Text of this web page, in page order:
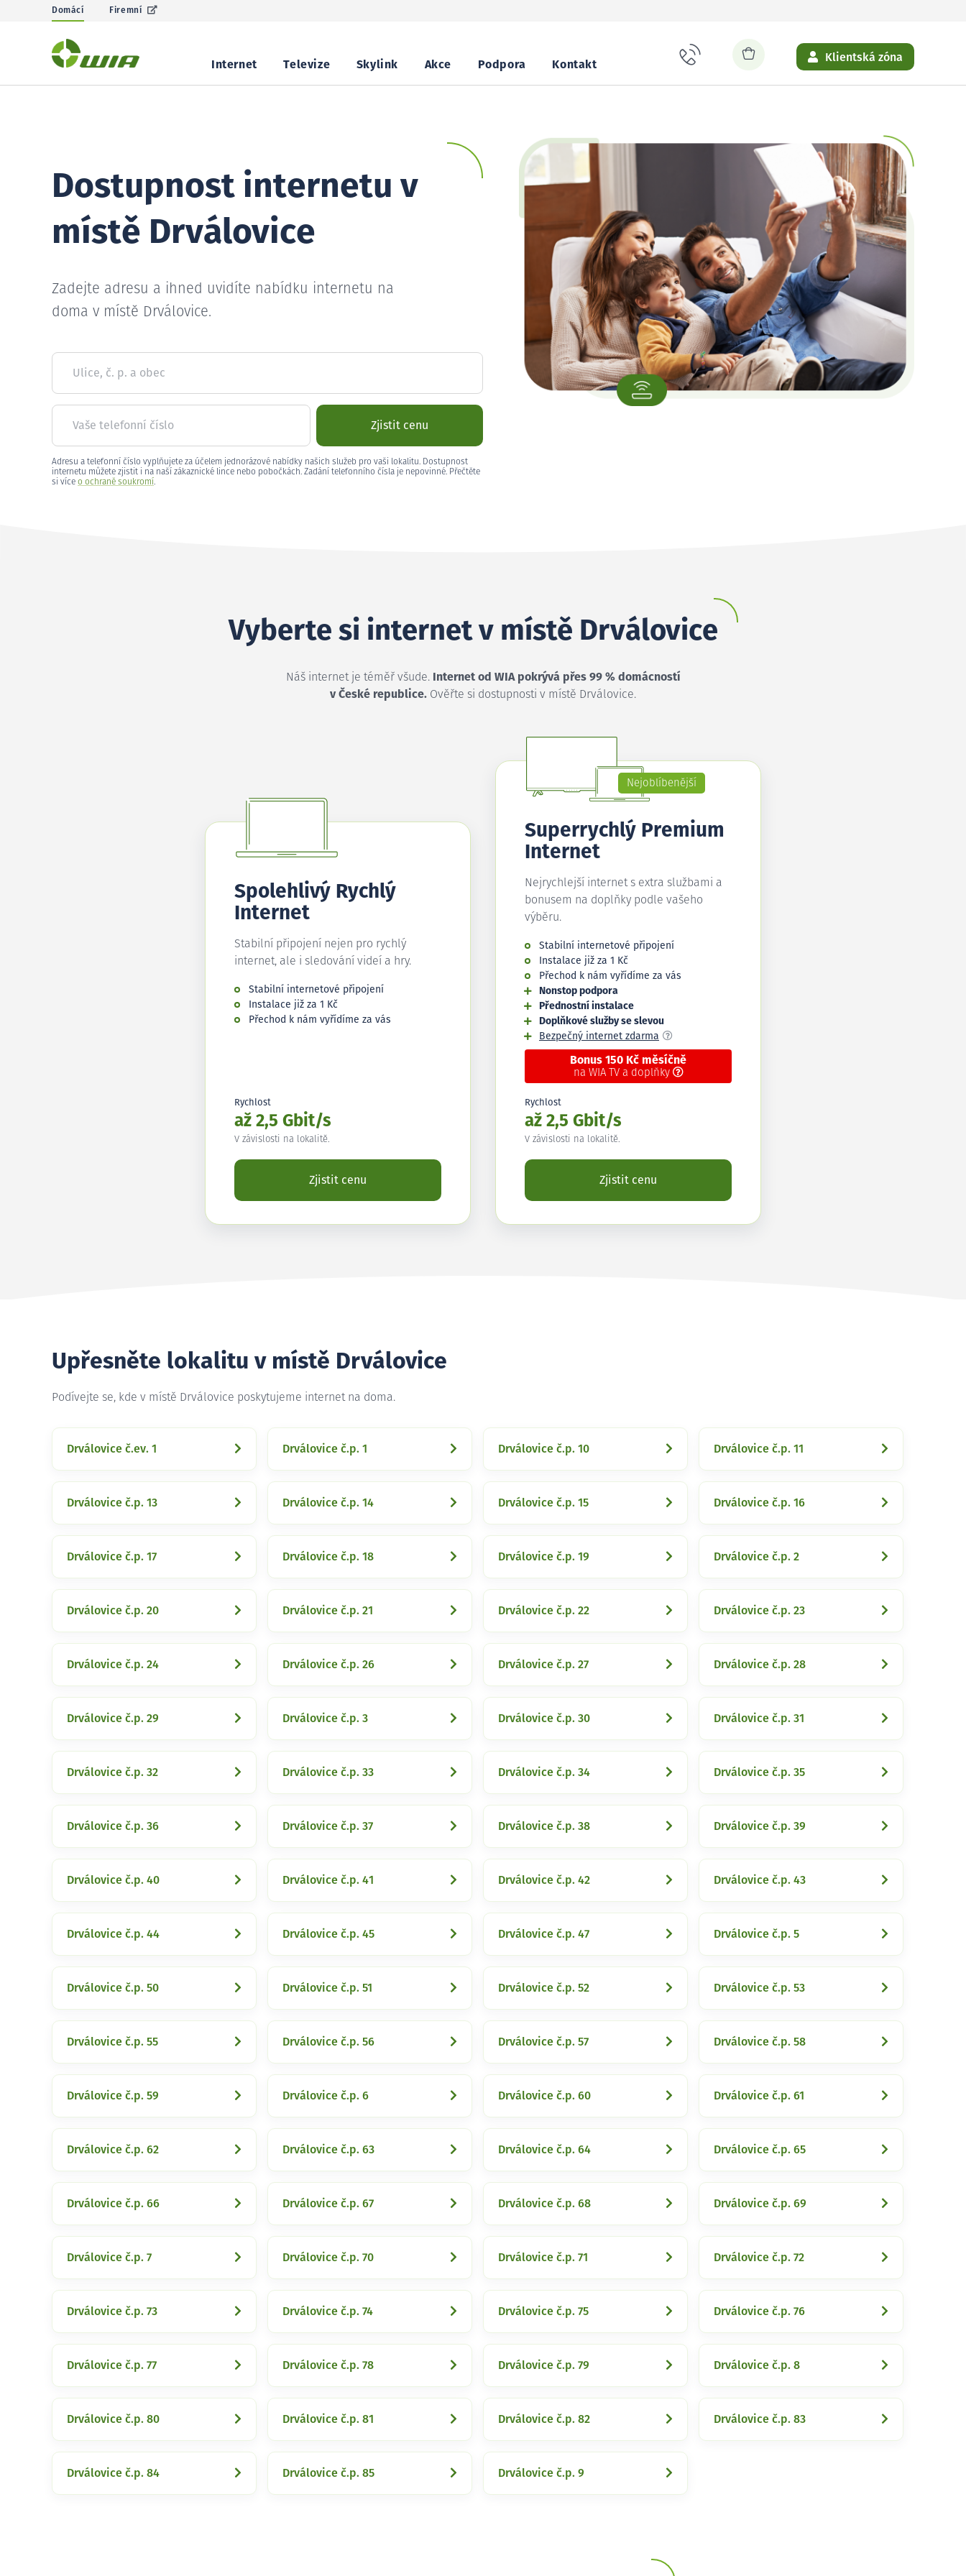
Domácí Firemní
Internet Televize Skylink Akce Podpora Kontakt
Klientská zóna
Dostupnost internetu v
místě Drválovice
Zadejte adresu a ihned uvidíte nabídku internetu na
doma v místě Drválovice.
Ulice, č. p. a obec
Vaše telefonní číslo Zjistit cenu
Adresu a telefonní číslo vyplňujete za účelem jednorázové nabídky našich služeb pro vaši lokalitu. Dostupnost
internetu můžete zjistit i na naší zákaznické lince nebo pobočkách. Zadání telefonního čísla je nepovinné. Přečtěte
si více o ochraně soukromí.
Vyberte si internet v místě Drválovice
Náš internet je téměř všude.
Internet od WIA pokrývá přes 99 % domácností
v České republice. Ověřte si dostupnosti v místě Drválovice.
Spolehlivý Rychlý
Internet
Stabilní připojení nejen pro rychlý
internet, ale i sledování videí a hry.
Stabilní internetové připojení
Instalace již za 1 Kč
Přechod k nám vyřídíme za vás
Rychlost
až 2,5 Gbit/s
V závislosti na lokalitě.
Zjistit cenu
Nejoblíbenější
Superrychlý Premium
Internet
Nejrychlejší internet s extra službami a
bonusem na doplňky podle vašeho
výběru.
Stabilní internetové připojení
Instalace již za 1 Kč
Přechod k nám vyřídíme za vás
Nonstop podpora
Přednostní instalace
Doplňkové služby se slevou
Bezpečný internet zdarma
Bonus 150 Kč měsíčně
na WIA TV a doplňky
Rychlost
až 2,5 Gbit/s
V závislosti na lokalitě.
Zjistit cenu
Upřesněte lokalitu v místě Drválovice
Podívejte se, kde v místě Drválovice poskytujeme internet na doma.
Drválovice č.ev. 1 Drválovice č.p. 1 Drválovice č.p. 10 Drválovice č.p. 11
Drválovice č.p. 13 Drválovice č.p. 14 Drválovice č.p. 15 Drválovice č.p. 16
Drválovice č.p. 17 Drválovice č.p. 18 Drválovice č.p. 19 Drválovice č.p. 2
Drválovice č.p. 20 Drválovice č.p. 21 Drválovice č.p. 22 Drválovice č.p. 23
Drválovice č.p. 24 Drválovice č.p. 26 Drválovice č.p. 27 Drválovice č.p. 28
Drválovice č.p. 29 Drválovice č.p. 3 Drválovice č.p. 30 Drválovice č.p. 31
Drválovice č.p. 32 Drválovice č.p. 33 Drválovice č.p. 34 Drválovice č.p. 35
Drválovice č.p. 36 Drválovice č.p. 37 Drválovice č.p. 38 Drválovice č.p. 39
Drválovice č.p. 40 Drválovice č.p. 41 Drválovice č.p. 42 Drválovice č.p. 43
Drválovice č.p. 44 Drválovice č.p. 45 Drválovice č.p. 47 Drválovice č.p. 5
Drválovice č.p. 50 Drválovice č.p. 51 Drválovice č.p. 52 Drválovice č.p. 53
Drválovice č.p. 55 Drválovice č.p. 56 Drválovice č.p. 57 Drválovice č.p. 58
Drválovice č.p. 59 Drválovice č.p. 6 Drválovice č.p. 60 Drválovice č.p. 61
Drválovice č.p. 62 Drválovice č.p. 63 Drválovice č.p. 64 Drválovice č.p. 65
Drválovice č.p. 66 Drválovice č.p. 67 Drválovice č.p. 68 Drválovice č.p. 69
Drválovice č.p. 7 Drválovice č.p. 70 Drválovice č.p. 71 Drválovice č.p. 72
Drválovice č.p. 73 Drválovice č.p. 74 Drválovice č.p. 75 Drválovice č.p. 76
Drválovice č.p. 77 Drválovice č.p. 78 Drválovice č.p. 79 Drválovice č.p. 8
Drválovice č.p. 80 Drválovice č.p. 81 Drválovice č.p. 82 Drválovice č.p. 83
Drválovice č.p. 84 Drválovice č.p. 85 Drválovice č.p. 9